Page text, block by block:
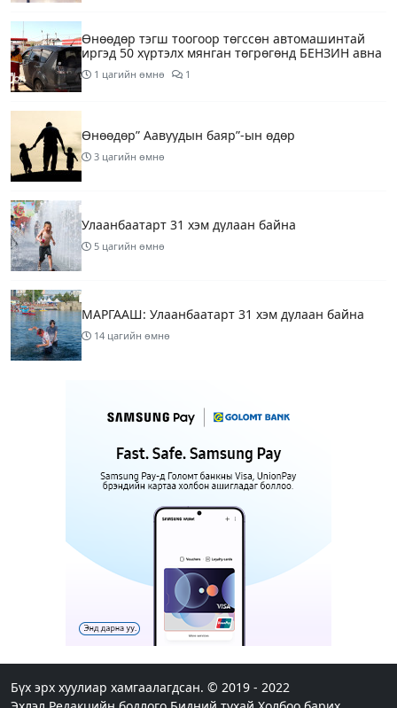
Өнөөдөр тэгш тоогоор төгссөн автомашинтай
иргэд 50 хүртэлх мянган төгрөгөнд БЕНЗИН авна
1 цагийн өмнө 1
Өнөөдөр” Аавуудын баяр”-ын өдөр
3 цагийн өмнө
Улаанбаатарт 31 хэм дулаан байна
5 цагийн өмнө
МАРГААШ: Улаанбаатарт 31 хэм дулаан байна
14 цагийн өмнө
илрүүлэн шалгаж байна
Энэ сарын 9-13-ныг хүртэлх цаг агаарын
17 цагийн өмнө
Шатахуун дамлаж байгаа асуудалд ТЕГ-аас
холбогдох мэдээллийн дагуу шалгалтын
ажиллагааг эрчимжүүлж байна
20 цагийн өмнө 8
боломжоор хангана
Бүх эрх хуулиар хамгаалагдсан. © 2019 - 2022